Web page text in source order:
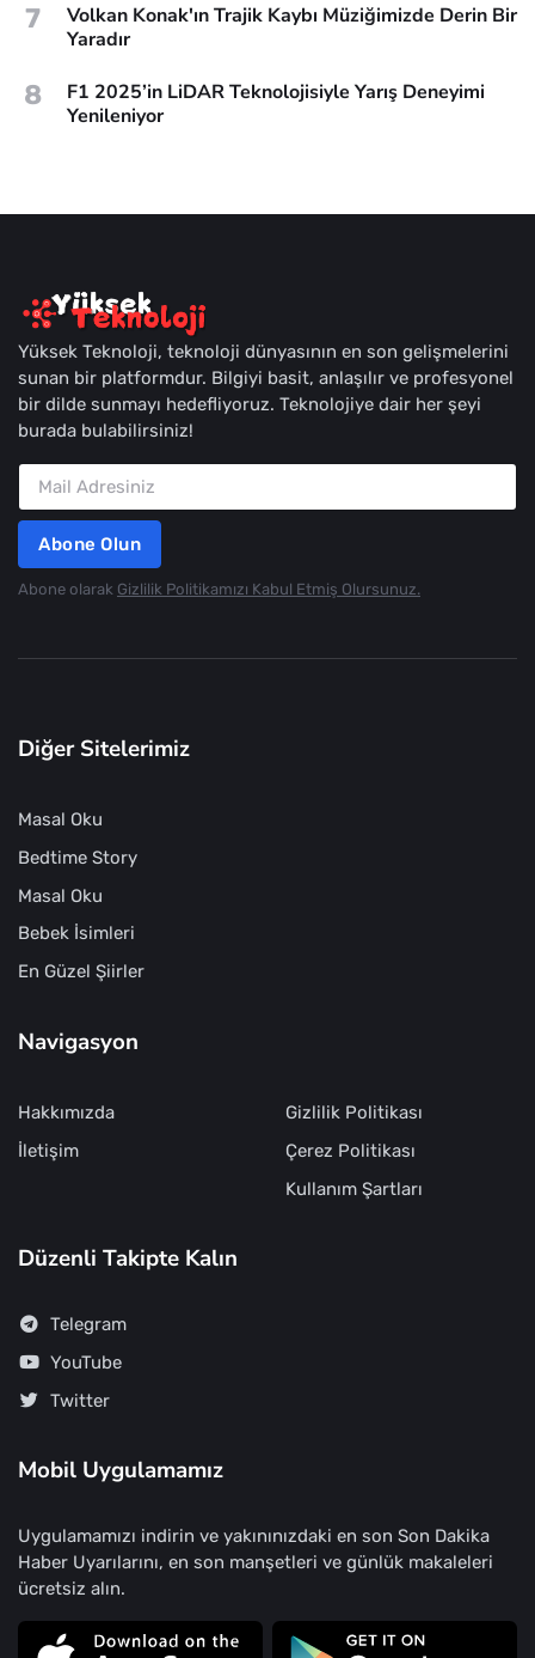
7
Volkan Konak'ın Trajik Kaybı Müziğimizde Derin Bir
Yaradır
8
F1 2025’in LiDAR Teknolojisiyle Yarış Deneyimi
Yenileniyor
Yüksek Teknoloji, teknoloji dünyasının en son gelişmelerini
sunan bir platformdur. Bilgiyi basit, anlaşılır ve profesyonel
bir dilde sunmayı hedefliyoruz. Teknolojiye dair her şeyi
burada bulabilirsiniz!
Abone Olun
Abone olarak Gizlilik Politikamızı Kabul Etmiş Olursunuz.
Diğer Sitelerimiz
Masal Oku
Bedtime Story
Masal Oku
Bebek İsimleri
En Güzel Şiirler
Navigasyon
Hakkımızda
İletişim
Gizlilik Politikası
Çerez Politikası
Kullanım Şartları
Düzenli Takipte Kalın
Telegram
YouTube
Twitter
Mobil Uygulamamız
Uygulamamızı indirin ve yakınınızdaki en son Son Dakika
Haber Uyarılarını, en son manşetleri ve günlük makaleleri
ücretsiz alın.